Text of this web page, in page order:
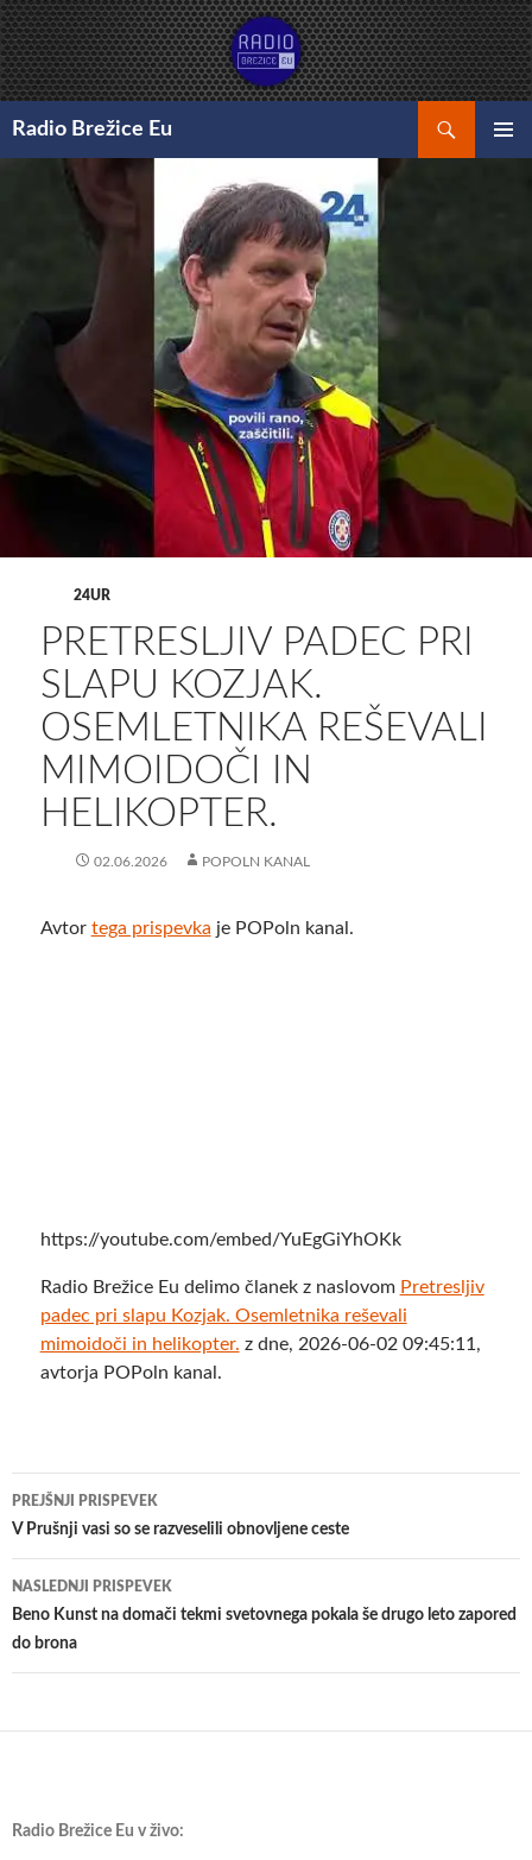
Preskoči
na
vsebino
Radio Brežice Eu
24UR
PRETRESLJIV PADEC PRI
SLAPU KOZJAK.
OSEMLETNIKA REŠEVALI
MIMOIDOČI IN
HELIKOPTER.
02.06.2026 POPOLN KANAL
Avtor tega prispevka je POPoln kanal.
https://youtube.com/embed/YuEgGiYhOKk
Radio Brežice Eu delimo članek z naslovom Pretresljiv
padec pri slapu Kozjak. Osemletnika reševali
mimoidoči in helikopter. z dne, 2026-06-02 09:45:11,
avtorja POPoln kanal.
Krmarjenje
po
prispevkih
PREJŠNJI PRISPEVEK
​V Prušnji vasi so se razveselili obnovljene ceste
NASLEDNJI PRISPEVEK
Beno Kunst na domači tekmi svetovnega pokala še drugo leto zapored
do brona
Radio Brežice Eu v živo: